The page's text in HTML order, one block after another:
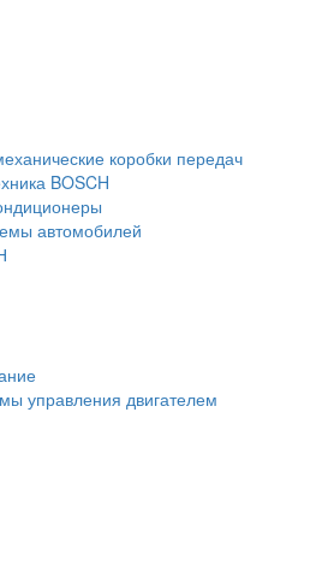
коробки передач
BOSCH
автомобилей
управления двигателем